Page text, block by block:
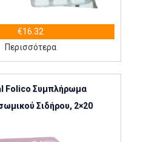
€16.32
Περισσότερα
Folico Συμπλήρωμα
Σιδήρου, 2×20